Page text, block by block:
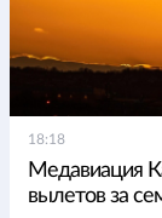
18:18
Медавиация
вылетов за